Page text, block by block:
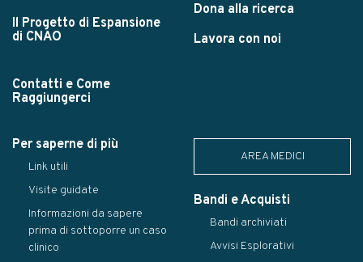
Il Progetto di Espansione
di CNAO
Contatti e Come
Raggiungerci
Dona alla ricerca
Lavora con noi
Per saperne di più
Link utili
Visite guidate
Informazioni da sapere
prima di sottoporre un caso
clinico
AREA MEDICI
Bandi e Acquisti
Bandi archiviati
Avvisi Esplorativi